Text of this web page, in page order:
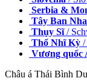
Serbia &
Tây Ban Nha
Thụy Sĩ/
Thổ Nhĩ Kỳ /
Vương quốc
Châu á Thái Bình